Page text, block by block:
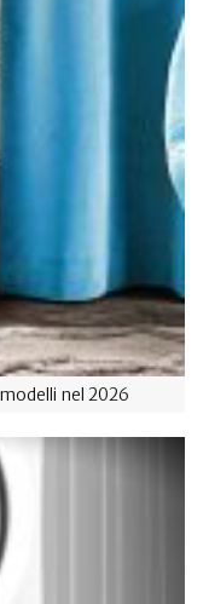
nel 2026